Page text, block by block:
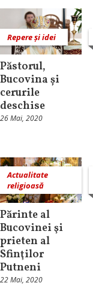
Repere și idei
Păstorul,
Bucovina și
cerurile
deschise
26 Mai, 2020
Actualitate
religioasă
Părinte al
Bucovinei şi
prieten al
Sfinţilor
Putneni
22 Mai, 2020